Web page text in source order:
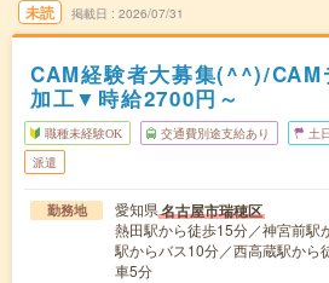
未読 掲載日 2026/07/31
CAM経験者大募集(^^)/CAM
加工▼時給2700円～
職種未経験OK 交通費別途支給あり 土
派遣
勤務地 愛知県名古屋市瑞穂区
熱田駅から徒歩15分／神宮前駅
駅からバス10分／西高蔵駅から
車5分